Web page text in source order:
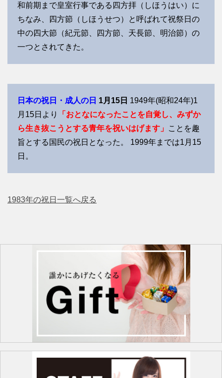
和前期まで皇室行事である四方拝（しほうはい）に
ちなみ、四方節（しほうせつ）と呼ばれて祝祭日の
中の四大節（紀元節、四方節、天長節、明治節）の
一つとされてきた。
日本の祝日・成人の日 1月15日 1949年(昭和24年)1
月15日より
「おとなになったことを自覚し、みずか
ら生き抜こうとする青年を祝いはげます」 ことを趣
旨とする国民の祝日となった。 1999年までは1月15
日。
1983年の祝日一覧へ戻る